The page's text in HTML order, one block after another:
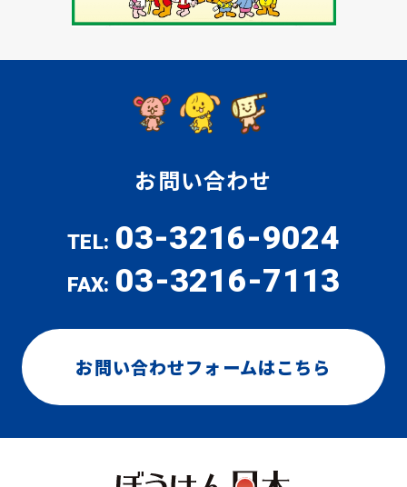
お問い合わせ
TEL: 03-3216-9024
FAX: 03-3216-7113
お問い合わせフォームはこちら